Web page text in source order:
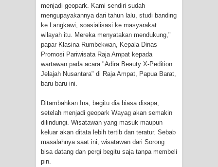
Lima Rumah Pribadi Terbakar Di
Hamadi Jayapura Selatan
Gempa M3,3 Guncang Nabire, BMKG
Imbau Waspada Susulan
Protes Tumpukan Sampah dengan
Menghambur ke Tengah Jalan
Polres Jayapura Terima Laporan
menjadi geopark. Kami sendiri sudah
mengupayakannya dari tahun lalu, studi banding
ke Langkawi, soasialisasi ke masyarakat
wilayah itu. Mereka menyatakan mendukung,"
papar Klasina Rumbekwan, Kepala Dinas
Promosi Pariwisata Raja Ampat kepada
wartawan pada acara "Adira Beauty X-Pedition
Jelajah Nusantara" di Raja Ampat, Papua Barat,
baru-baru ini.
Ditambahkan Ina, begitu dia biasa disapa,
setelah menjadi geopark Wayag akan semakin
dilindungi. Wisatawan yang masuk maupun
keluar akan ditata lebih tertib dan teratur. Sebab
masalahnya saat ini, wisatawan dari Sorong
bisa datang dan pergi begitu saja tanpa membeli
pin.